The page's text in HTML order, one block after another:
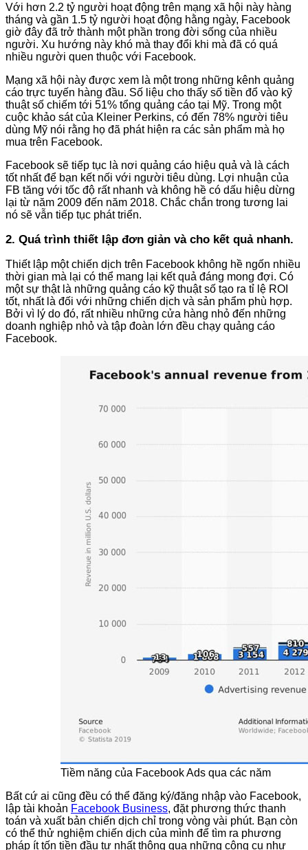
Với hơn 2.2 tỷ người hoạt động trên mạng xã hội này hàng
tháng và gần 1.5 tỷ người hoạt động hằng ngày, Facebook
giờ đây đã trở thành một phần trong đời sống của nhiều
người. Xu hướng này khó mà thay đổi khi mà đã có quá
nhiều người quen thuộc với Facebook.
Mạng xã hội này được xem là một trong những kênh quảng
cáo trực tuyến hàng đầu. Số liệu cho thấy số tiền đổ vào kỹ
thuật số chiếm tới 51% tổng quảng cáo tại Mỹ. Trong một
cuộc khảo sát của Kleiner Perkins, có đến 78% người tiêu
dùng Mỹ nói rằng họ đã phát hiện ra các sản phẩm mà họ
mua trên Facebook.
Facebook sẽ tiếp tục là nơi quảng cáo hiệu quả và là cách
tốt nhất để bạn kết nối với người tiêu dùng. Lợi nhuận của
FB tăng với tốc độ rất nhanh và không hề có dấu hiệu dừng
lại từ năm 2009 đến năm 2018. Chắc chắn trong tương lai
nó sẽ vẫn tiếp tục phát triển.
2. Quá trình thiết lập đơn giản và cho kết quả nhanh.
Thiết lập một chiến dịch trên Facebook không hề ngốn nhiều
thời gian mà lại có thể mang lại kết quả đáng mong đợi. Có
một sự thật là những quảng cáo kỹ thuật số tạo ra tỉ lệ ROI
tốt, nhất là đối với những chiến dịch và sản phẩm phù hợp.
Bởi vì lý do đó, rất nhiều những cửa hàng nhỏ đến những
doanh nghiệp nhỏ và tập đoàn lớn đều chạy quảng cáo
Facebook.
Tiềm năng của Facebook Ads qua các năm
Bất cứ ai cũng đều có thể đăng ký/đăng nhập vào Facebook,
lập tài khoản Facebook Business, đặt phương thức thanh
toán và xuất bản chiến dịch chỉ trong vòng vài phút. Bạn còn
có thể thử nghiệm chiến dịch của mình để tìm ra phương
pháp ít tốn tiền đầu tư nhất thông qua những công cụ như